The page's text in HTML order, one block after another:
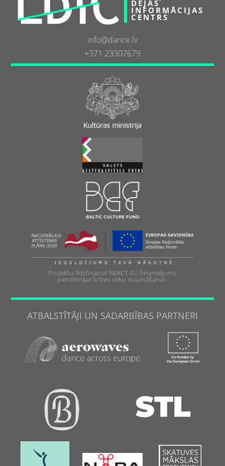
DEJAS
INFORMĀCIJAS
CENTRS
info@dance.lv
+371 23307679
Projektu līdzfinansē REACT-EU finansējums
pandēmijas krīzes seku mazināšanai.
ATBALSTĪTĀJI UN SADARBĪBAS PARTNERI